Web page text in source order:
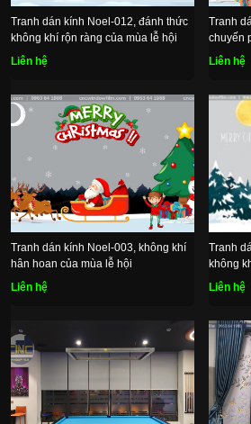
Tranh dán kính Noel-012, đánh thức
không khí rộn ràng của mùa lễ hội
Liên hệ
Tranh
chuyến
màu sắc
Liên hệ
Tranh dán kính Noel-003, không khí
hân hoan của mùa lễ hội
Liên hệ
Tranh
không
năm
Liên hệ